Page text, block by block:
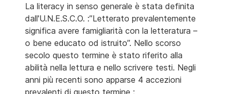
La literacy in senso generale è stata definita
dall'U.N.E.S.C.O. :”Letterato prevalentemente
significa avere famigliarità con la letteratura –
o bene educato od istruito”. Nello scorso
secolo questo termine è stato riferito alla
abilità nella lettura e nello scrivere testi. Negli
anni più recenti sono apparse 4 accezioni
prevalenti di questo termine :